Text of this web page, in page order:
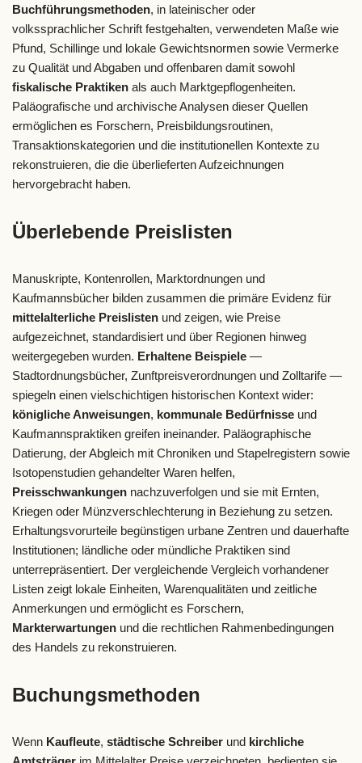
Buchführungsmethoden, in lateinischer oder
volkssprachlicher Schrift festgehalten, verwendeten Maße wie
Pfund, Schillinge und lokale Gewichtsnormen sowie Vermerke
zu Qualität und Abgaben und offenbaren damit sowohl
fiskalische Praktiken als auch Marktgepflogenheiten.
Paläografische und archivische Analysen dieser Quellen
ermöglichen es Forschern, Preisbildungsroutinen,
Transaktionskategorien und die institutionellen Kontexte zu
rekonstruieren, die die überlieferten Aufzeichnungen
hervorgebracht haben.
Überlebende Preislisten
Manuskripte, Kontenrollen, Marktordnungen und
Kaufmannsbücher bilden zusammen die primäre Evidenz für
mittelalterliche Preislisten und zeigen, wie Preise
aufgezeichnet, standardisiert und über Regionen hinweg
weitergegeben wurden. Erhaltene Beispiele —
Stadtordnungsbücher, Zunftpreisverordnungen und Zolltarife —
spiegeln einen vielschichtigen historischen Kontext wider:
königliche Anweisungen, kommunale Bedürfnisse und
Kaufmannspraktiken greifen ineinander. Paläographische
Datierung, der Abgleich mit Chroniken und Stapelregistern sowie
Isotopenstudien gehandelter Waren helfen,
Preisschwankungen nachzuverfolgen und sie mit Ernten,
Kriegen oder Münzverschlechterung in Beziehung zu setzen.
Erhaltungsvorurteile begünstigen urbane Zentren und dauerhafte
Institutionen; ländliche oder mündliche Praktiken sind
unterrepräsentiert. Der vergleichende Vergleich vorhandener
Listen zeigt lokale Einheiten, Warenqualitäten und zeitliche
Anmerkungen und ermöglicht es Forschern,
Markterwartungen und die rechtlichen Rahmenbedingungen
des Handels zu rekonstruieren.
Buchungsmethoden
Wenn Kaufleute, städtische Schreiber und kirchliche